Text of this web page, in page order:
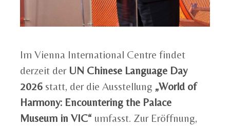
Im Vienna International Centre findet
derzeit der UN Chinese Language Day
2026 statt, der die Ausstellung „World of
Harmony: Encountering the Palace
Museum in VIC“ umfasst. Zur Eröffnung,